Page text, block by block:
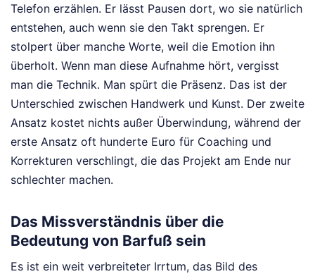
Telefon erzählen. Er lässt Pausen dort, wo sie natürlich
entstehen, auch wenn sie den Takt sprengen. Er
stolpert über manche Worte, weil die Emotion ihn
überholt. Wenn man diese Aufnahme hört, vergisst
man die Technik. Man spürt die Präsenz. Das ist der
Unterschied zwischen Handwerk und Kunst. Der zweite
Ansatz kostet nichts außer Überwindung, während der
erste Ansatz oft hunderte Euro für Coaching und
Korrekturen verschlingt, die das Projekt am Ende nur
schlechter machen.
Das Missverständnis über die
Bedeutung von Barfuß sein
Es ist ein weit verbreiteter Irrtum, das Bild des